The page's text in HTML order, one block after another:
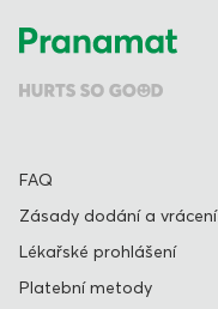
FAQ
Zásady dodání a vrácení
Lékařské prohlášení
Platební metody